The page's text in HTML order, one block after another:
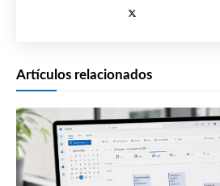
Artículos relacionados